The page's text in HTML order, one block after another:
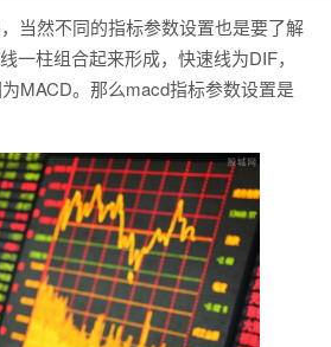
当然不同的指标参数设置也是要了解
一柱组合起来形成，快速线为DIF，
MACD。那么macd指标参数设置是